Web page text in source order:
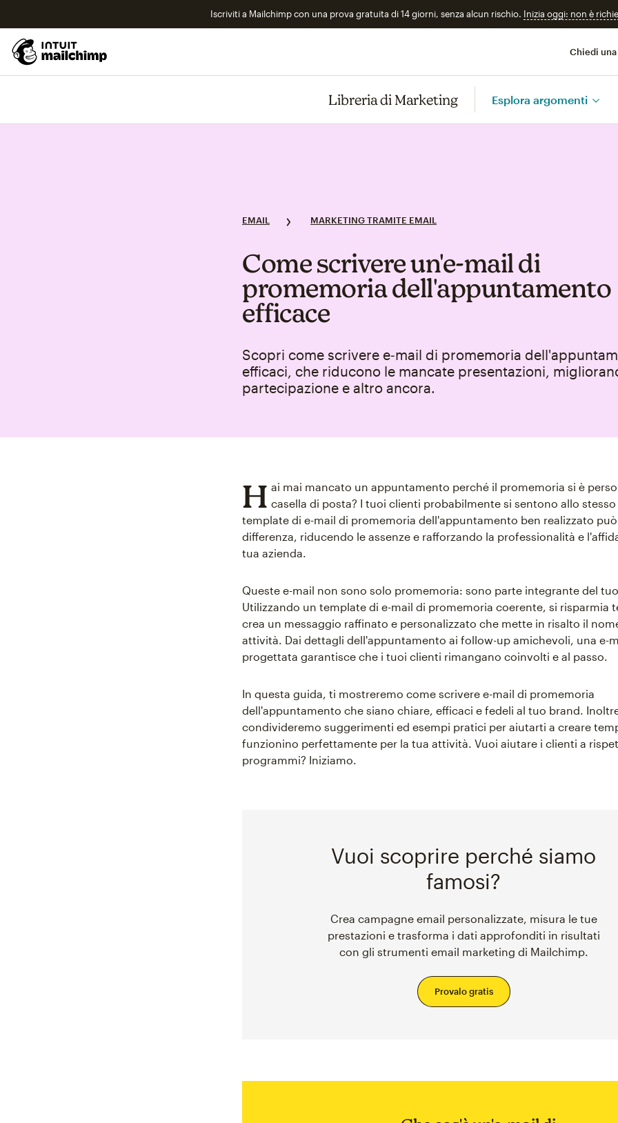
Iscriviti a Mailchimp con una prova gratuita di 14 giorni, senza alcun rischio. Inizia oggi: non è
Chiedi
Libreria di Marketing Esplora argomenti
EMAIL MARKETING TRAMITE EMAIL
Come scrivere un'e‑mail di
promemoria dell'appuntamento
efficace
Scopri come scrivere e‑mail di promemoria
efficaci, che riducono le mancate presentazioni,
partecipazione e altro ancora.
H ai mai mancato un appuntamento perché il promemoria si è
casella di posta? I tuoi clienti probabilmente si sentono allo
template di e-mail di promemoria dell'appuntamento ben realizzato
differenza, riducendo le assenze e rafforzando la professionalità e
tua azienda.
Queste e-mail non sono solo promemoria: sono parte integrante del
Utilizzando un template di e-mail di promemoria coerente, si risparmia
crea un messaggio raffinato e personalizzato che mette in risalto il
attività. Dai dettagli dell'appuntamento ai follow-up amichevoli, una e-
progettata garantisce che i tuoi clienti rimangano coinvolti e al passo.
In questa guida, ti mostreremo come scrivere e-mail di promemoria
dell'appuntamento che siano chiare, efficaci e fedeli al tuo brand.
condivideremo suggerimenti ed esempi pratici per aiutarti a creare
funzionino perfettamente per la tua attività. Vuoi aiutare i clienti a
programmi? Iniziamo.
Vuoi scoprire perché siamo
famosi?
Crea campagne email personalizzate, misura le tue
prestazioni e trasforma i dati approfonditi in risultati
con gli strumenti email marketing di Mailchimp.
Provalo gratis